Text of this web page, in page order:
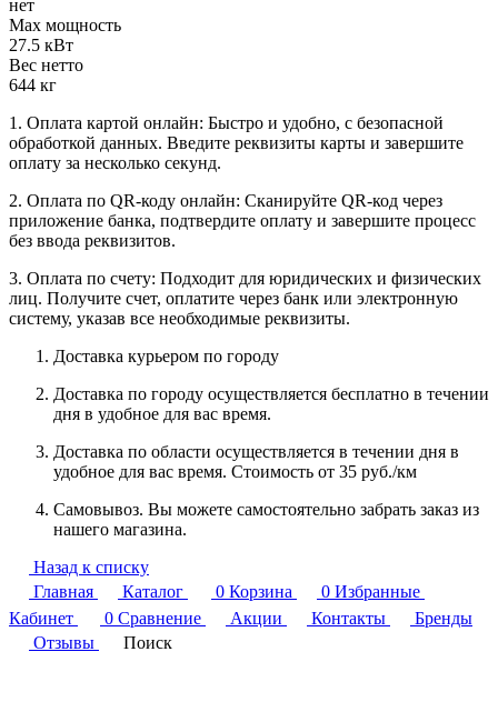
нет
Max мощность
27.5 кВт
Вес нетто
644 кг
1. Оплата картой онлайн: Быстро и удобно, с безопасной
обработкой данных. Введите реквизиты карты и завершите
оплату за несколько секунд.
2. Оплата по QR-коду онлайн: Сканируйте QR-код через
приложение банка, подтвердите оплату и завершите процесс
без ввода реквизитов.
3. Оплата по счету: Подходит для юридических и физических
лиц. Получите счет, оплатите через банк или электронную
систему, указав все необходимые реквизиты.
Доставка курьером по городу
Доставка по городу осуществляется бесплатно в течении
дня в удобное для вас время.
Доставка по области осуществляется в течении дня в
удобное для вас время. Стоимость от 35 руб./км
Самовывоз. Вы можете самостоятельно забрать заказ из
нашего магазина.
Назад к списку
Главная
Каталог 0 Корзина 0 Избранные
Кабинет
0 Сравнение Акции Контакты
Бренды
Отзывы
Поиск